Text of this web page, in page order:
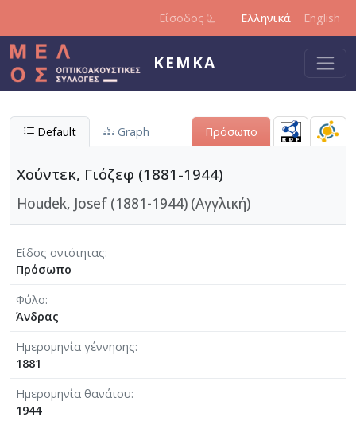
Είσοδος Ελληνικά English
ΚΕΜΚΑ
Default Graph Πρόσωπο
Χούντεκ, Γιόζεφ (1881-1944)
Houdek, Josef (1881-1944) (Αγγλική)
Είδος οντότητας
Πρόσωπο
Φύλο
Άνδρας
Ημερομηνία γέννησης
1881
Ημερομηνία θανάτου
1944